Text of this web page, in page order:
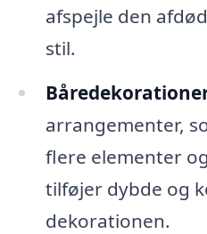
afspejle den
stil.
arrangementer,
flere elementer
tilføjer dybde og
dekorationen.